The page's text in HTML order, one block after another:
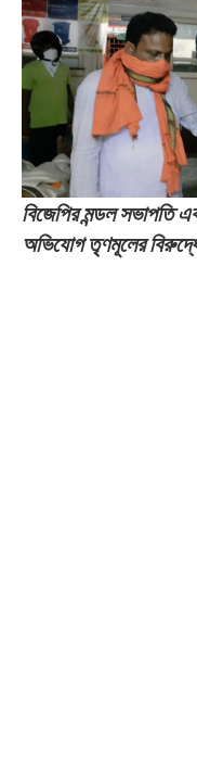
বিজেপির মন্ডল সভাপতি
অভিযোগ তৃণমূলের